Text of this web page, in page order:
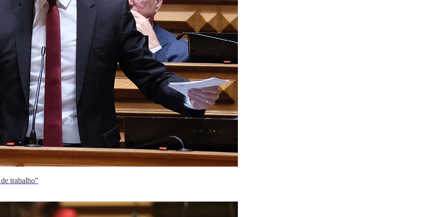
trabalho”